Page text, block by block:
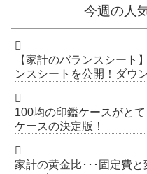
今週の人
【家計のバランスシート
ンスシートを公開！ダウ
100均の印鑑ケースがと
ケースの決定版！
家計の黄金比･･･固定費